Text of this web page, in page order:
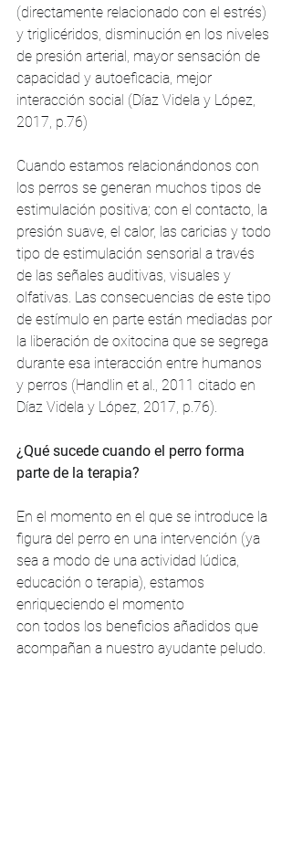
(directamente relacionado con el estrés)
y triglicéridos, disminución en los niveles
de presión arterial, mayor sensación de
capacidad y autoeficacia, mejor
interacción social (Díaz Videla y López,
2017, p.76)
Cuando estamos relacionándonos con
los perros se generan muchos tipos de
estimulación positiva; con el contacto, la
presión suave, el calor, las caricias y todo
tipo de estimulación sensorial a través
de las señales auditivas, visuales y
olfativas. Las consecuencias de este tipo
de estímulo en parte están mediadas por
la liberación de oxitocina que se segrega
durante esa interacción entre humanos
y perros (Handlin et al., 2011 citado en
Díaz Videla y López, 2017, p.76).
¿Qué sucede cuando el perro forma
parte de la terapia?
En el momento en el que se introduce la
figura del perro en una intervención (ya
sea a modo de una actividad lúdica,
educación o terapia), estamos
enriqueciendo el momento
con todos los beneficios añadidos que
acompañan a nuestro ayudante peludo.